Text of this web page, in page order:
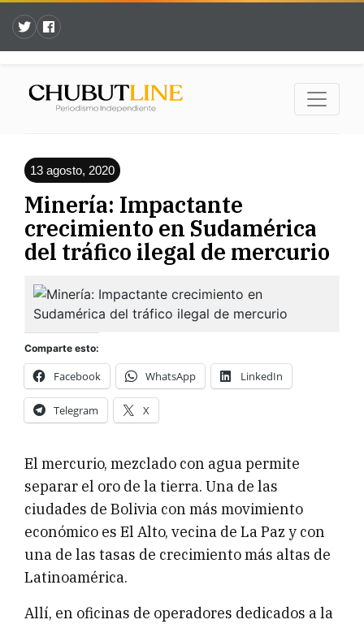
13 agosto, 2020
Minería: Impactante
crecimiento en Sudamérica
del tráfico ilegal de mercurio
Comparte esto:
Facebook WhatsApp LinkedIn
Telegram X
El mercurio, mezclado con agua permite
separar el oro de la tierra. Una de las
ciudades de Bolivia con más movimiento
económico es El Alto, vecina de La Paz y con
una de las tasas de crecimiento más altas de
Latinoamérica.
Allí, en oficinas de operadores dedicados a la